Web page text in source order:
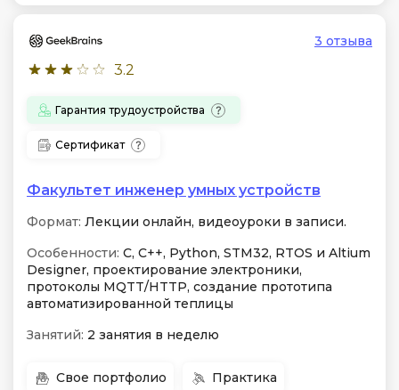
3.2
3 отзыва
Гарантия трудоустройства
Сертификат
Факультет инженер умных устройств
Формат: Лекции онлайн, видеоуроки в записи.
Особенности: C, C++, Python, STM32, RTOS и Altium
Designer, проектирование электроники,
протоколы MQTT/HTTP, создание прототипа
автоматизированной теплицы
Занятий: 2 занятия в неделю
Свое портфолио Практика